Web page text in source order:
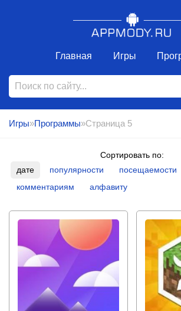
Главная Игры
Игры»Программы»Страница 5
Сортировать по:
дате
популярности
посещаемости
комментариям
алфавиту